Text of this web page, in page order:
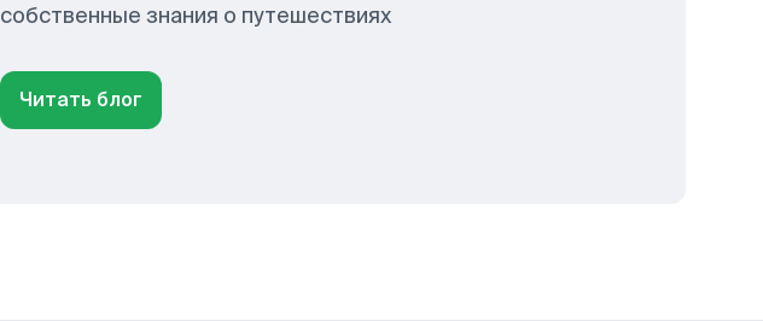
собственные знания о путешествиях
Читать блог